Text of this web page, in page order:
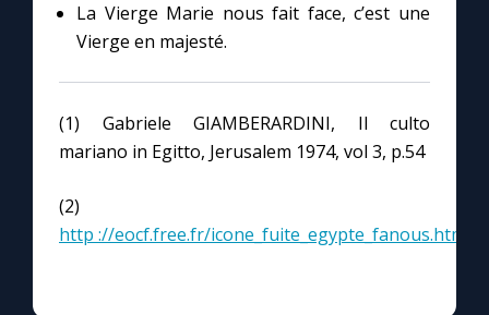
La Vierge Marie nous fait face, c’est une
Vierge en majesté.
(1) Gabriele GIAMBERARDINI, Il culto
mariano in Egitto, Jerusalem 1974, vol 3, p.54
(2)
http ://eocf.free.fr/icone_fuite_egypte_fanous.htm